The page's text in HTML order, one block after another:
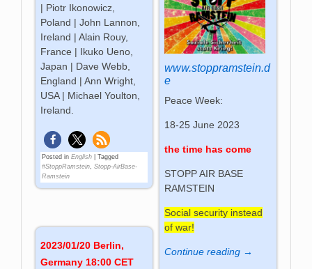
| Piotr Ikonowicz,
Poland | John Lannon,
Ireland | Alain Rouy,
France | Ikuko Ueno,
Japan | Dave Webb,
England | Ann Wright,
USA | Michael Youlton,
Ireland.
Posted in English |Tagged
#StoppRamstein,Stopp-AirBase-
Ramstein
www.stoppramstein.d
e
Peace Week:
18-25 June 2023
the time has come
STOPP AIR BASE
RAMSTEIN
Social security instead
of war!
Continue reading →
2023/01/20 Berlin,
Germany 18:00 CET